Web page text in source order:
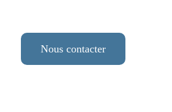
Nous contacter